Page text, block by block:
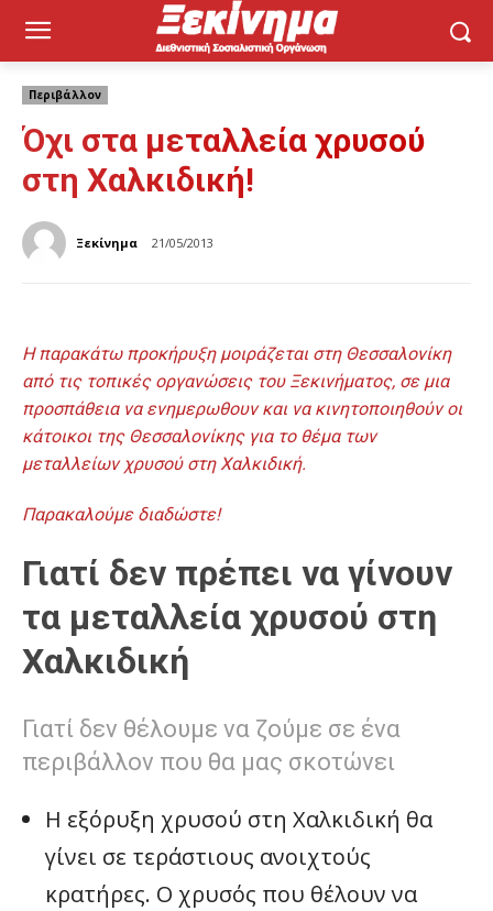
Περιβάλλον
Όχι στα μεταλλεία χρυσού
στη Χαλκιδική!
Ξεκίνημα 21/05/2013
Η παρακάτω προκήρυξη μοιράζεται στη Θεσσαλονίκη
από τις τοπικές οργανώσεις του Ξεκινήματος, σε μια
προσπάθεια να ενημερωθουν και να κινητοποιηθούν οι
κάτοικοι της Θεσσαλονίκης για το θέμα των
μεταλλείων χρυσού στη Χαλκιδική.
Παρακαλούμε διαδώστε!
Γιατί δεν πρέπει να γίνουν
τα μεταλλεία χρυσού στη
Χαλκιδική
Γιατί δεν θέλουμε να ζούμε σε ένα
περιβάλλον που θα μας σκοτώνει
Η εξόρυξη χρυσού στη Χαλκιδική θα
γίνει σε τεράστιους ανοιχτούς
κρατήρες. Ο χρυσός που θέλουν να